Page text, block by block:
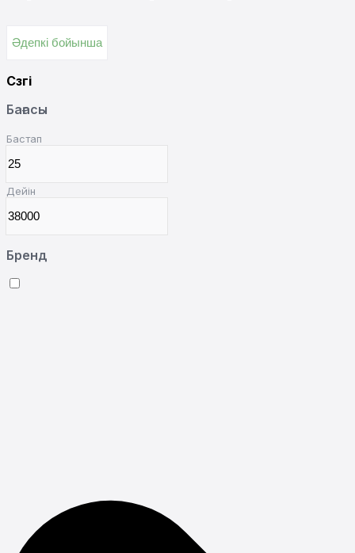
Әдепкі бойынша
Сүзгі
Бағасы
Бастап
Дейін
Бренд